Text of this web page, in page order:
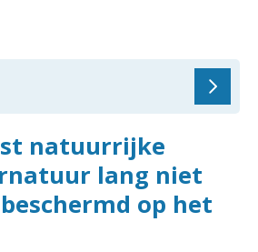
natuurrijke
lang niet
op het